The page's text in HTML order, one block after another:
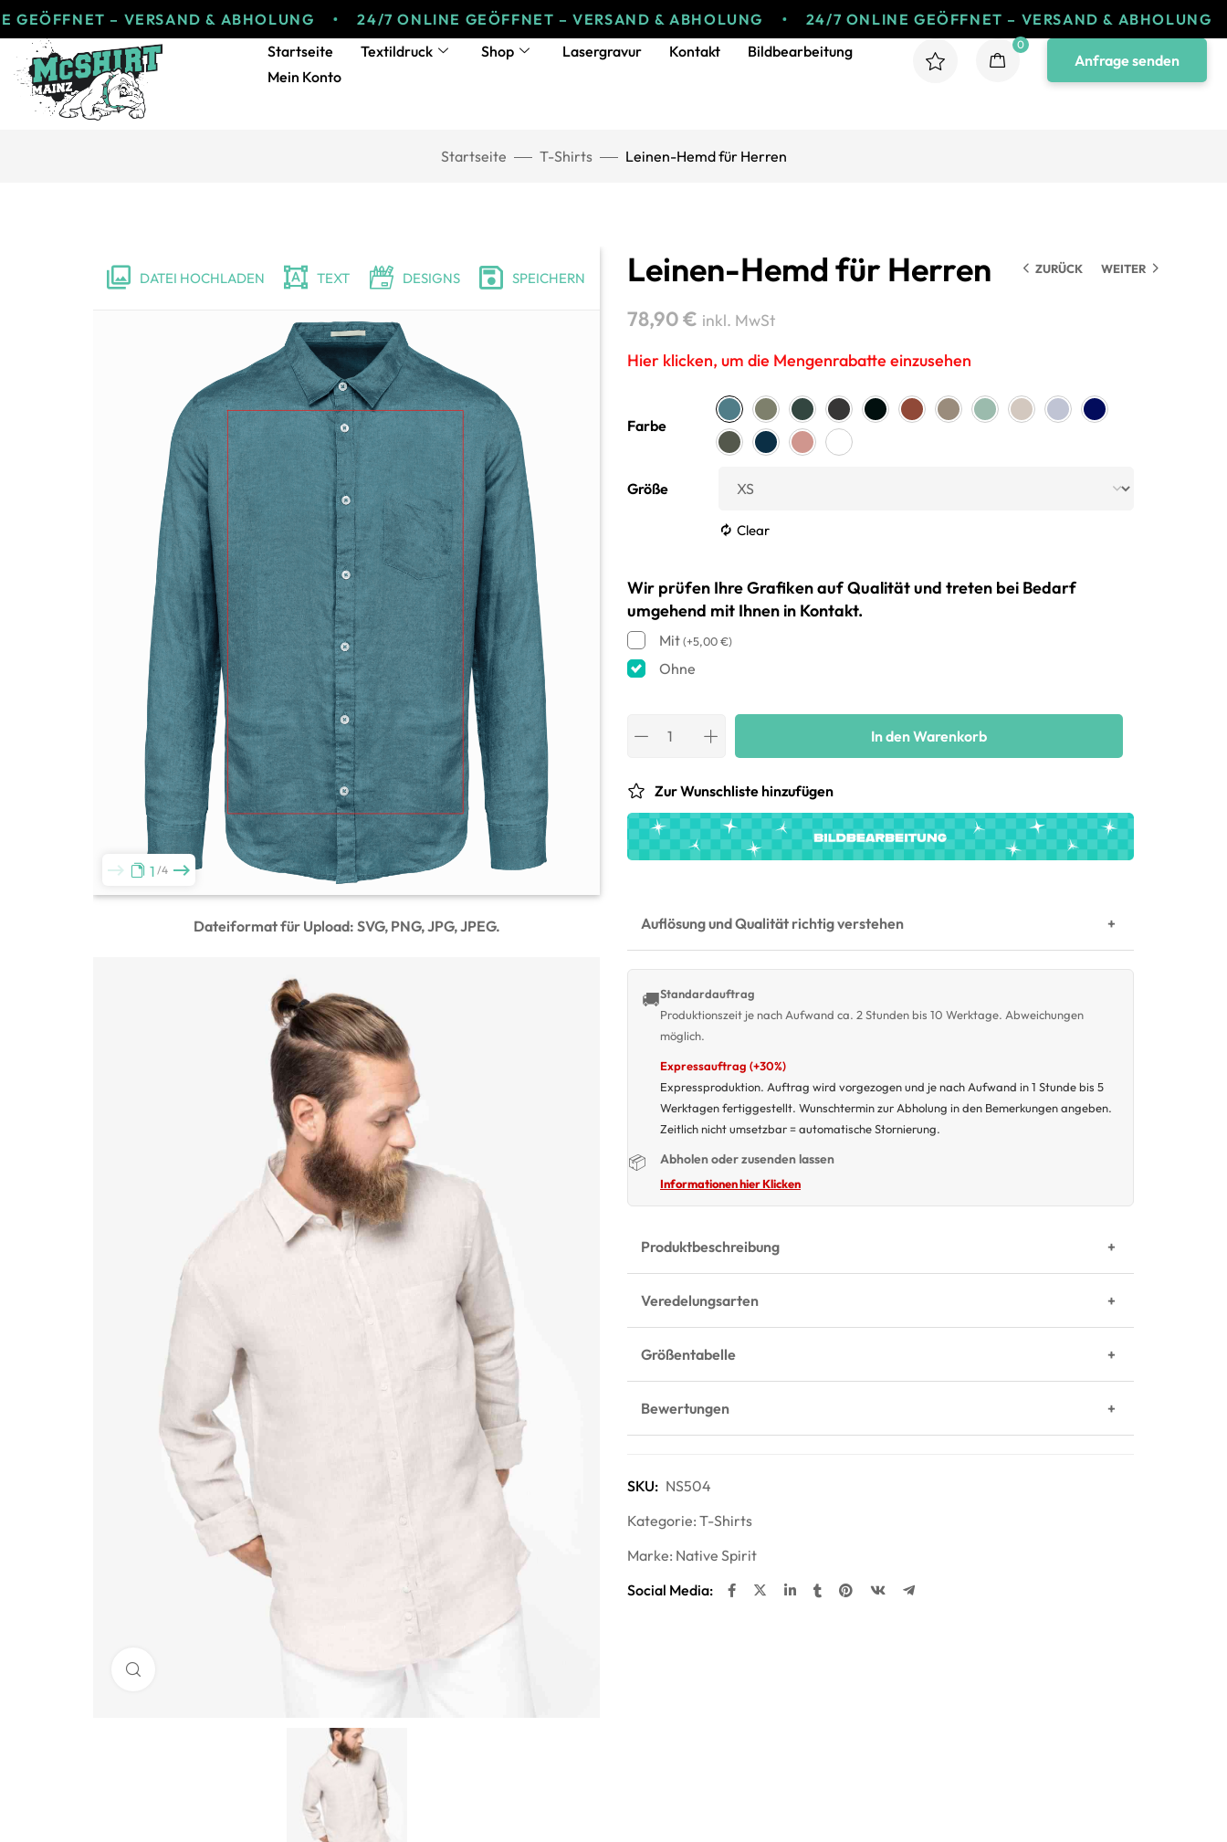
– VERSAND & ABHOLUNG 24/7 ONLINE GEÖFFNET – VERSAND & ABHOLUNG 24/7 ONLINE GEÖFFNET – VERSAND & ABHOLUNG
24/
Startseite
Textildruck Shop Lasergravur Kontakt
Bildbearbeitung
Mein Konto
0
Anfrage senden
Startseite T-Shirts Leinen-Hemd für Herren
DATEI HOCHLADEN TEXT DESIGNS SPEICHERN
1 4
Dateiformat für Upload: SVG, PNG, JPG, JPEG.
ZURÜCK WEITER
Leinen-Hemd für Herren
78,90€ inkl. MwSt
Hier klicken, um die Mengenrabatte einzusehen
Farbe
Größe
Clear
Wir prüfen Ihre Grafiken auf Qualität und treten bei Bedarf
umgehend mit Ihnen in Kontakt.
Mit(+5,00€)
Ohne
In den Warenkorb
Zur Wunschliste hinzufügen
Auflösung und Qualität richtig verstehen
🚚Standardauftrag
Produktionszeit je nach Aufwand ca. 2 Stunden bis 10 Werktage. Abweichungen
möglich.
Expressauftrag (+30%)
Expressproduktion. Auftrag wird vorgezogen und je nach Aufwand in 1 Stunde bis 5
Werktagen fertiggestellt. Wunschtermin zur Abholung in den Bemerkungen angeben.
Zeitlich nicht umsetzbar = automatische Stornierung.
📦 Abholen oder zusenden lassen
Informationen hier Klicken
Produktbeschreibung
Veredelungsarten
Größentabelle
Bewertungen
SKU: NS504
Kategorie: T-Shirts
Marke: Native Spirit
Social Media: